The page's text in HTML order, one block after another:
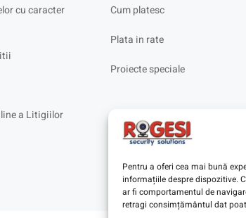
Pentru a oferi cea mai bună
informațiile despre dispozitive.
ar fi comportamentul de
retragi consimțământul dat
cu caracter
a Litigiilor
Cum platesc
Plata in rate
Proiecte speciale